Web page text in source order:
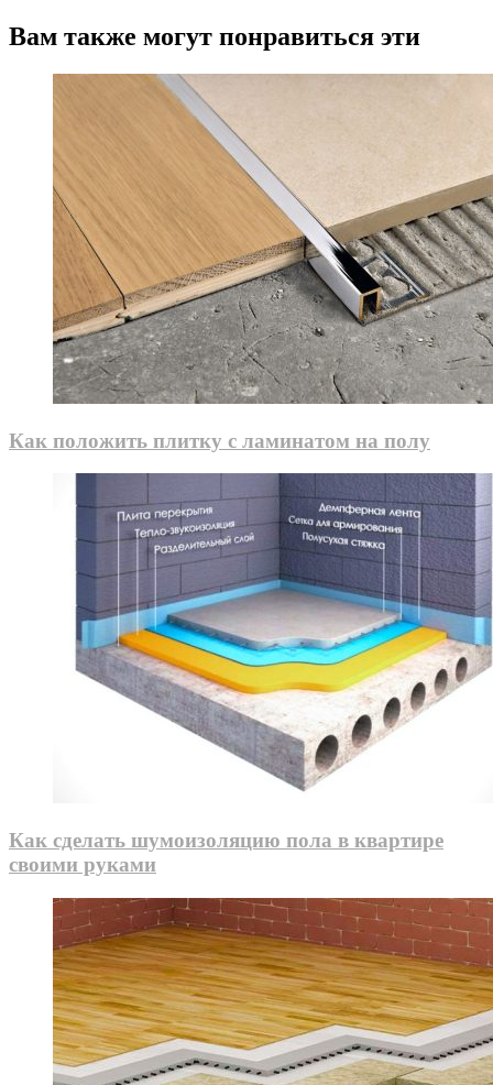
Вам также могут понравиться эти
Как положить плитку с ламинатом на полу
Как сделать шумоизоляцию пола в квартире
своими руками